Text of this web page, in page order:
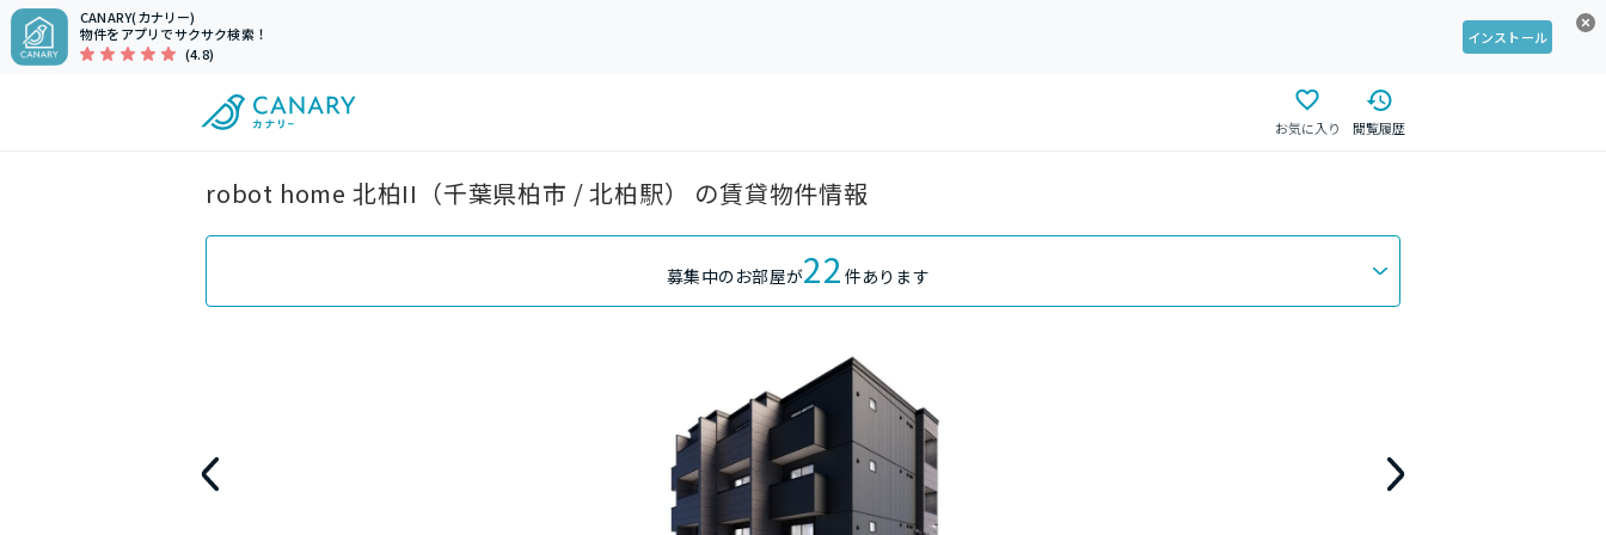
CANARY(カナリー)
物件をアプリでサクサク検索！
(4.8)
インストール
お気に入り 閲覧履歴
robot home 北柏II（千葉県柏市 / 北柏駅） の賃貸物件情報
募集中のお部屋が22 件あります